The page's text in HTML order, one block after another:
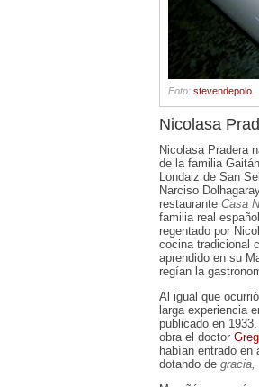
Foto: stevendepolo
Nicolasa
Nicolasa Pradera
de la familia
Londaiz de San
Narciso
restaurante Casa
familia real
regentado por
cocina tradicional
aprendido en su
regían la
Al igual que
larga experiencia
publicado en
obra el doctor
habían entrado en
dotando de gracia,